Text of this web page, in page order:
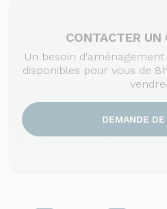
CONTACTER UN
Un besoin
disponibles pour vous de
DEMANDE